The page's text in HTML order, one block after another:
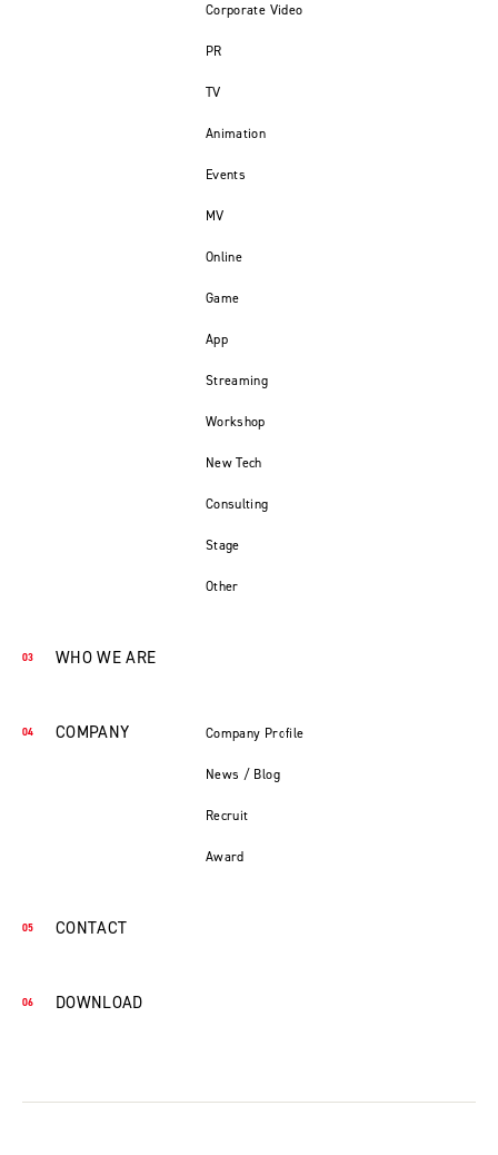
Corporate Video
PR
TV
Animation
Events
MV
Online
Game
App
Streaming
Workshop
New Tech
Consulting
Stage
Other
WHO WE ARE
COMPANY Company Profile
News / Blog
Recruit
Award
CONTACT
DOWNLOAD